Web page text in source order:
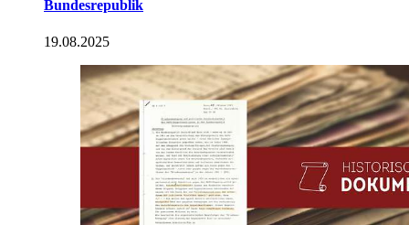
Bundesrepublik
19.08.2025